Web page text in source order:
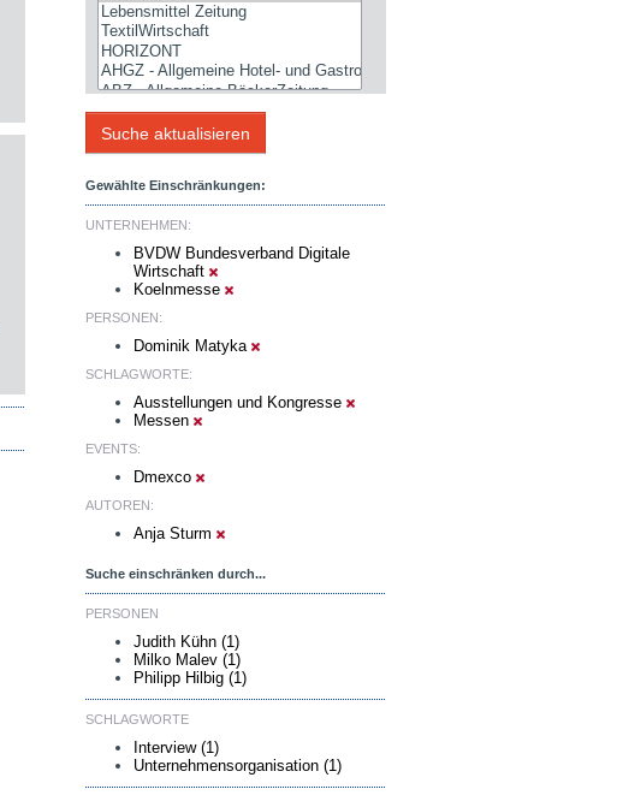
Gewählte Einschränkungen:
UNTERNEHMEN:
BVDW Bundesverband Digitale
Wirtschaft
Koelnmesse
PERSONEN:
Dominik Matyka
SCHLAGWORTE:
Ausstellungen und Kongresse
Messen
EVENTS:
Dmexco
AUTOREN:
Anja Sturm
Suche einschränken durch...
PERSONEN
Judith Kühn (1)
Milko Malev (1)
Philipp Hilbig (1)
SCHLAGWORTE
Interview (1)
Unternehmensorganisation (1)